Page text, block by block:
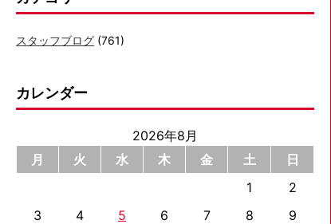
スタッフブログ (761)
カレンダー
2026年8月
月
火 水 木 金 土
日
1
2
3
4 5 6 7 8
9